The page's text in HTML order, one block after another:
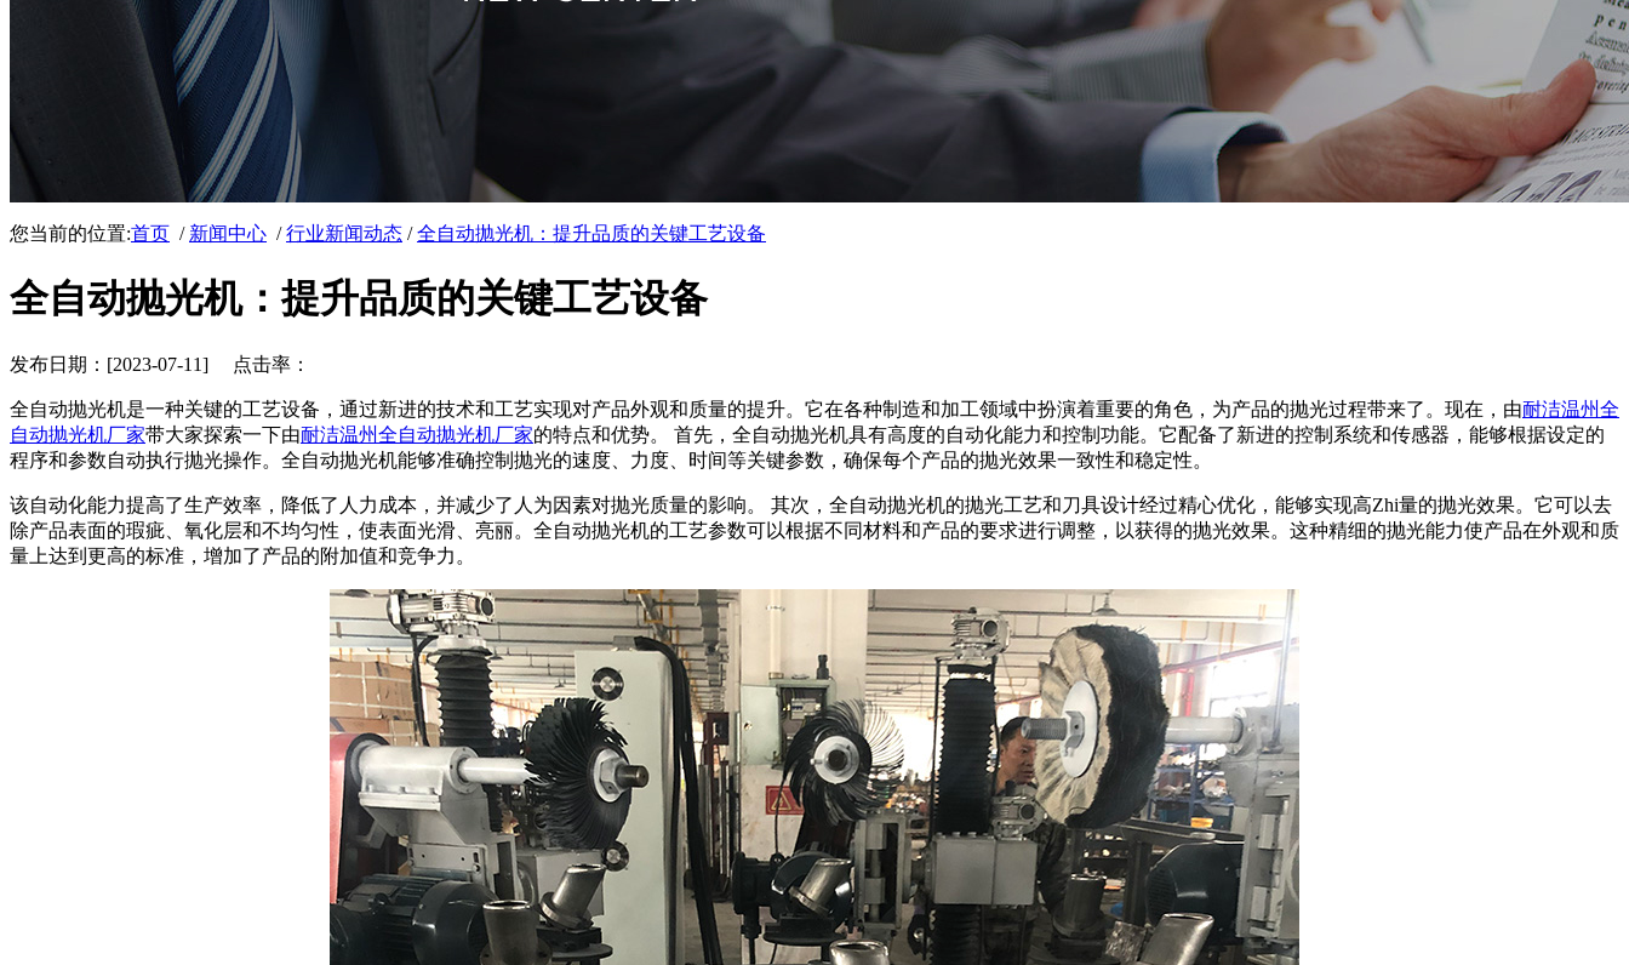
您当前的位置:首页 / 新闻中心 /行业新闻动态 /全自动抛光机：提升品质的关键工艺设备
全自动抛光机：提升品质的关键工艺设备
发布日期：[2023-07-11] 点击率：
全自动抛光机是一种关键的工艺设备，通过新进的技术和工艺实现对产品外观和质量的提升。它在各种制造和加工领域中扮演着重要的角色，为产品的抛光过程带来了。现在，由耐洁温州全
自动抛光机厂家带大家探索一下由耐洁温州全自动抛光机厂家的特点和优势。 首先，全自动抛光机具有高度的自动化能力和控制功能。它配备了新进的控制系统和传感器，能够根据设定的
程序和参数自动执行抛光操作。全自动抛光机能够准确控制抛光的速度、力度、时间等关键参数，确保每个产品的抛光效果一致性和稳定性。
该自动化能力提高了生产效率，降低了人力成本，并减少了人为因素对抛光质量的影响。 其次，全自动抛光机的抛光工艺和刀具设计经过精心优化，能够实现高Zhi量的抛光效果。它可以去
除产品表面的瑕疵、氧化层和不均匀性，使表面光滑、亮丽。全自动抛光机的工艺参数可以根据不同材料和产品的要求进行调整，以获得的抛光效果。这种精细的抛光能力使产品在外观和质
量上达到更高的标准，增加了产品的附加值和竞争力。